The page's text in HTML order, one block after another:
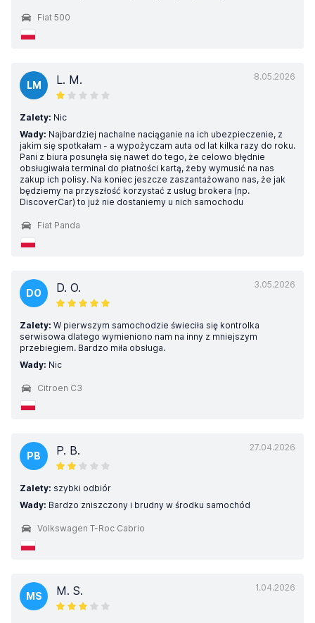
Fiat 500
8.05.2026
LM L. M.
Zalety: Nic
Wady: Najbardziej nachalne naciąganie na ich ubezpieczenie, z
jakim się spotkałam - a wypożyczam auta od lat kilka razy do roku.
Pani z biura posunęła się nawet do tego, że celowo błędnie
obsługiwała terminal do płatności kartą, żeby wymusić na nas
zakup ich polisy. Na koniec jeszcze zaszantażowano nas, że jak
będziemy na przyszłość korzystać z usług brokera (np.
DiscoverCar) to już nie dostaniemy u nich samochodu
Fiat Panda
3.05.2026
DO D. O.
Zalety: W pierwszym samochodzie świeciła się kontrolka
serwisowa dlatego wymieniono nam na inny z mniejszym
przebiegiem. Bardzo miła obsługa.
Wady: Nic
Citroen C3
27.04.2026
PB P. B.
Zalety: szybki odbiór
Wady: Bardzo zniszczony i brudny w środku samochód
Volkswagen T-Roc Cabrio
1.04.2026
MS M. S.